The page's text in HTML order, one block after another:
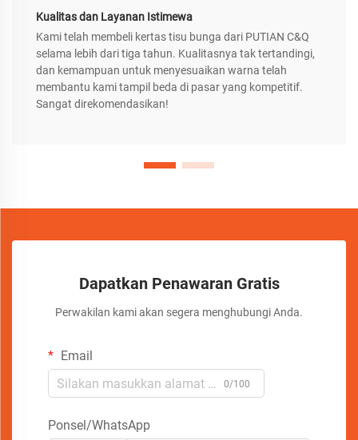
Kualitas dan Layanan Istimewa
Kami telah membeli kertas tisu bunga dari PUTIAN C&Q
selama lebih dari tiga tahun. Kualitasnya tak tertandingi,
dan kemampuan untuk menyesuaikan warna telah
membantu kami tampil beda di pasar yang kompetitif.
Sangat direkomendasikan!
Dapatkan Penawaran Gratis
Perwakilan kami akan segera menghubungi Anda.
Email
0/100
Ponsel/WhatsApp